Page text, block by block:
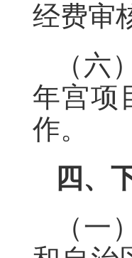
经费审
（
年宫项
作。
四、
（